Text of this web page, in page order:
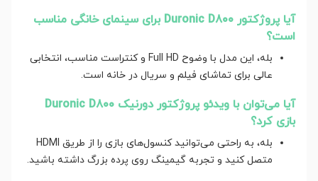
آیا پروژکتور Duronic D800 برای سینمای خانگی مناسب
است؟
بله، این مدل با وضوح Full HD و کنتراست مناسب، انتخابی
عالی برای تماشای فیلم و سریال در خانه است.
آیا می‌توان با ویدئو پروژکتور دورنیک Duronic D800
بازی کرد؟
بله، به راحتی می‌توانید کنسول‌های بازی را از طریق HDMI
متصل کنید و تجربه گیمینگ روی پرده بزرگ داشته باشید.